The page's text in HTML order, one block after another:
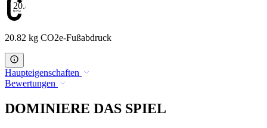
20.82
20.82 kg CO2e-Fußabdruck
Haupteigenschaften
Bewertungen
DOMINIERE DAS SPIEL